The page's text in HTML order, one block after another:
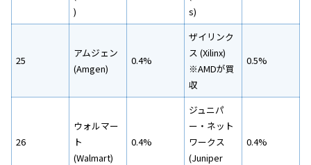
)
s)
25
アムジェン
(Amgen)
0.4%
ザイリンク
ス (Xilinx)
※AMDが買
収
0.5%
26
ウォルマー
ト
(Walmart)
0.4%
ジュニパ
ー・ネット
ワークス
(Juniper
0.4%